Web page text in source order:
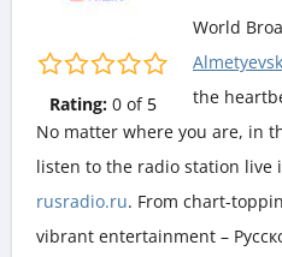
Rating: 0of 5
World
Almetyevsk
the
No matter where you are, in
listen to the radio station live
rusradio.ru. From chart-
vibrant entertainment –